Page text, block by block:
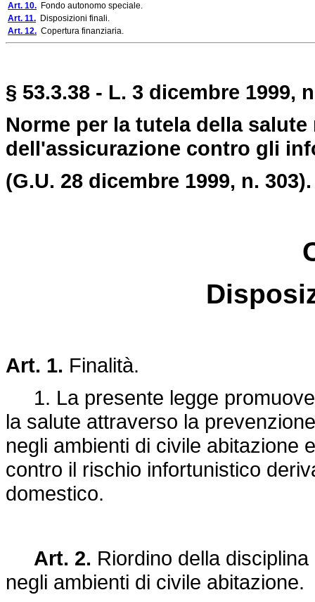
Art. 10. Fondo autonomo speciale.
Art. 11. Disposizioni finali.
Art. 12. Copertura finanziaria.
§ 53.3.38 - L. 3 dicembre 1999,
Norme per la tutela della
dell'assicurazione contro gli
(G.U. 28 dicembre 1999, n. 303).
Art. 1. Finalità.
1. La presente legge
la salute attraverso la
negli ambienti di civile abitazione
contro il rischio infortunistico
domestico.
Art. 2. Riordino della
negli ambienti di civile abitazione.